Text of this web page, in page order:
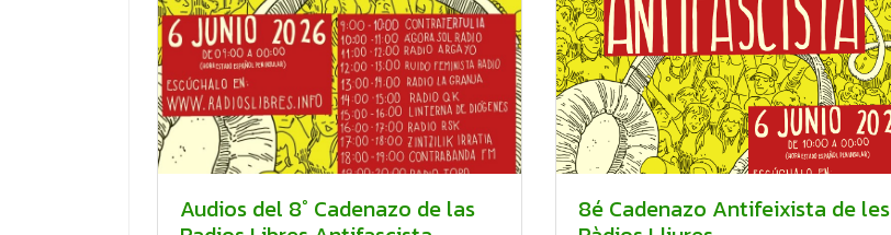
Audios del 8° Cadenazo de las
8é Cadenazo Antifeixista de les